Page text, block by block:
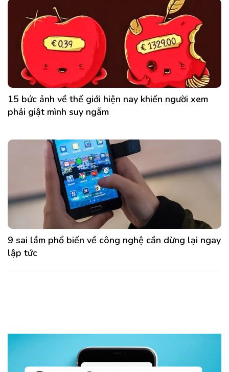
15 bức ảnh về thế giới hiện nay khiến người xem
phải giật mình suy ngẫm
9 sai lầm phổ biến về công nghệ cần dừng lại ngay
lập tức